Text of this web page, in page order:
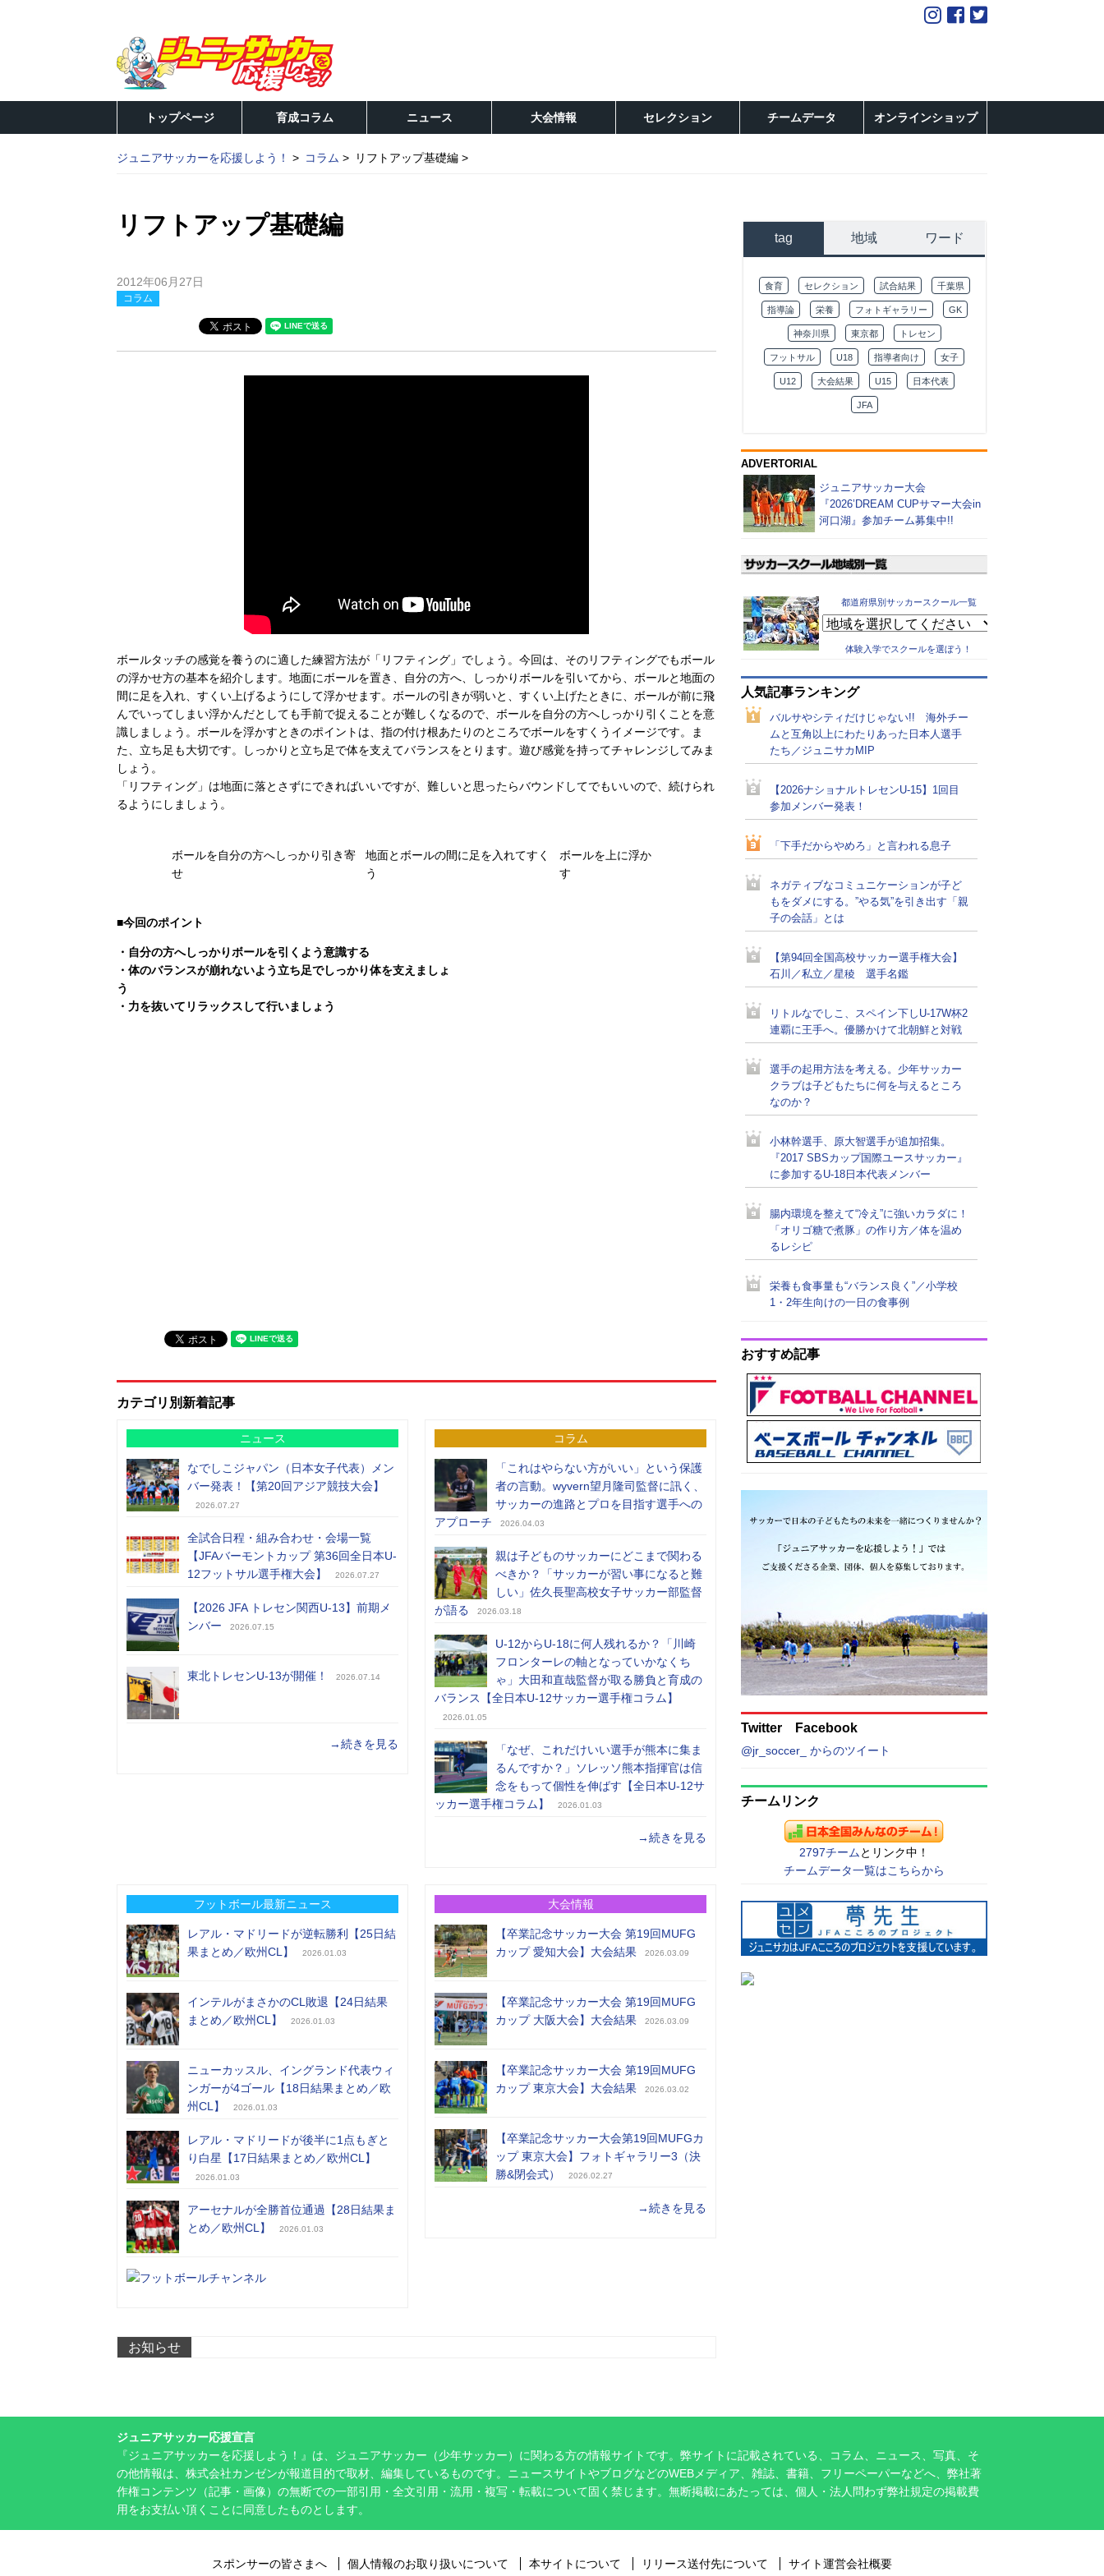
トップページ 育成コラム ニュース 大会情報 セレクション チームデータ オンラインショップ
ジュニアサッカーを応援しよう！ コラム リフトアップ基礎編
リフトアップ基礎編
2012年06月27日
コラム
ボールタッチの感覚を養うのに適した練習方法が「リフティング」でしょう。今回は、そのリフティングでもボール
の浮かせ方の基本を紹介します。地面にボールを置き、自分の方へ、しっかりボールを引いてから、ボールと地面の
間に足を入れ、すくい上げるようにして浮かせます。ボールの引きが弱いと、すくい上げたときに、ボールが前に飛
んでいってしまい浮かんだとしても手前で捉えることが難しくなるので、ボールを自分の方へしっかり引くことを意
識しましょう。ボールを浮かすときのポイントは、指の付け根あたりのところでボールをすくうイメージです。ま
た、立ち足も大切です。しっかりと立ち足で体を支えてバランスをとります。遊び感覚を持ってチャレンジしてみま
しょう。
「リフティング」は地面に落とさずにできればいいですが、難しいと思ったらバウンドしてでもいいので、続けられ
るようにしましょう。
ボールを自分の方へしっかり引き寄
せ
地面とボールの間に足を入れてすく
う
ボールを上に浮か
す
■今回のポイント
・自分の方へしっかりボールを引くよう意識する
・体のバランスが崩れないよう立ち足でしっかり体を支えましょ
う
・力を抜いてリラックスして行いましょう
カテゴリ別新着記事
ニュース
なでしこジャパン（日本女子代表）メン
バー発表！【第20回アジア競技大会】
2026.07.27
全試合日程・組み合わせ・会場一覧
【JFAバーモントカップ 第36回全日本U-
12フットサル選手権大会】
2026.07.27
【2026 JFA トレセン関西U-13】前期メ
ンバー
2026.07.15
東北トレセンU-13が開催！ 2026.07.14
→続きを見る
コラム
「これはやらない方がいい」という保護
者の言動。wyvern望月隆司監督に訊く、
サッカーの進路とプロを目指す選手への
アプローチ
2026.04.03
親は子どものサッカーにどこまで関わる
べきか？「サッカーが習い事になると難
しい」佐久長聖高校女子サッカー部監督
が語る
2026.03.18
U-12からU-18に何人残れるか？「川崎
フロンターレの軸となっていかなくち
ゃ」大田和直哉監督が取る勝負と育成の
バランス【全日本U-12サッカー選手権コラム】
2026.01.05
「なぜ、これだけいい選手が熊本に集ま
るんですか？」ソレッソ熊本指揮官は信
念をもって個性を伸ばす【全日本U-12サ
ッカー選手権コラム】
2026.01.03
→続きを見る
フットボール最新ニュース
レアル・マドリードが逆転勝利【25日結
果まとめ／欧州CL】
2026.01.03
インテルがまさかのCL敗退【24日結果
まとめ／欧州CL】
2026.01.03
ニューカッスル、イングランド代表ウィ
ンガーが4ゴール【18日結果まとめ／欧
州CL】
2026.01.03
レアル・マドリードが後半に1点もぎと
り白星【17日結果まとめ／欧州CL】
2026.01.03
アーセナルが全勝首位通過【28日結果ま
とめ／欧州CL】
2026.01.03
大会情報
【卒業記念サッカー大会 第19回MUFG
カップ 愛知大会】大会結果
2026.03.09
【卒業記念サッカー大会 第19回MUFG
カップ 大阪大会】大会結果
2026.03.09
【卒業記念サッカー大会 第19回MUFG
カップ 東京大会】大会結果
2026.03.02
【卒業記念サッカー大会第19回MUFGカ
ップ 東京大会】フォトギャラリー3（決
勝&閉会式）
2026.02.27
→続きを見る
お知らせ
tag 地域 ワード
食育 セレクション 試合結果 千葉県
指導論 栄養 フォトギャラリー GK
神奈川県 東京都 トレセン
フットサル U18 指導者向け 女子
U12 大会結果 U15 日本代表
JFA
ADVERTORIAL
ジュニアサッカー大会
『2026’DREAM CUPサマー大会in
河口湖』参加チーム募集中!!
都道府県別サッカースクール一覧
体験入学でスクールを選ぼう！
人気記事ランキング
バルサやシティだけじゃない!! 海外チー
ムと互角以上にわたりあった日本人選手
たち／ジュニサカMIP
【2026ナショナルトレセンU-15】1回目
参加メンバー発表！
「下手だからやめろ」と言われる息子
ネガティブなコミュニケーションが子ど
もをダメにする。”やる気”を引き出す「親
子の会話」とは
【第94回全国高校サッカー選手権大会】
石川／私立／星稜 選手名鑑
リトルなでしこ、スペイン下しU-17W杯2
連覇に王手へ。優勝かけて北朝鮮と対戦
選手の起用方法を考える。少年サッカー
クラブは子どもたちに何を与えるところ
なのか？
小林幹選手、原大智選手が追加招集。
『2017 SBSカップ国際ユースサッカー』
に参加するU-18日本代表メンバー
腸内環境を整えて“冷え”に強いカラダに！
「オリゴ糖で煮豚」の作り方／体を温め
るレシピ
栄養も食事量も“バランス良く”／小学校
1・2年生向けの一日の食事例
おすすめ記事
Twitter Facebook
@jr_soccer_ からのツイート
チームリンク
2797チーム とリンク中！
チームデータ一覧はこちらから
ジュニアサッカー応援宣言
『ジュニアサッカーを応援しよう！』は、ジュニアサッカー（少年サッカー）に関わる方の情報サイトです。弊サイトに記載されている、コラム、ニュース、写真、そ
の他情報は、株式会社カンゼンが報道目的で取材、編集しているものです。ニュースサイトやブログなどのWEBメディア、雑誌、書籍、フリーペーパーなどへ、弊社著
作権コンテンツ（記事・画像）の無断での一部引用・全文引用・流用・複写・転載について固く禁じます。無断掲載にあたっては、個人・法人問わず弊社規定の掲載費
用をお支払い頂くことに同意したものとします。
スポンサーの皆さまへ 個人情報のお取り扱いについて 本サイトについて リリース送付先について サイト運営会社概要